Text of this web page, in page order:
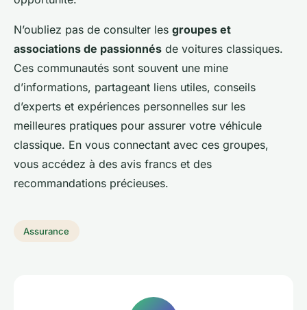
N’oubliez pas de consulter les groupes et
associations de passionnés de voitures classiques.
Ces communautés sont souvent une mine
d’informations, partageant liens utiles, conseils
d’experts et expériences personnelles sur les
meilleures pratiques pour assurer votre véhicule
classique. En vous connectant avec ces groupes,
vous accédez à des avis francs et des
recommandations précieuses.
Assurance